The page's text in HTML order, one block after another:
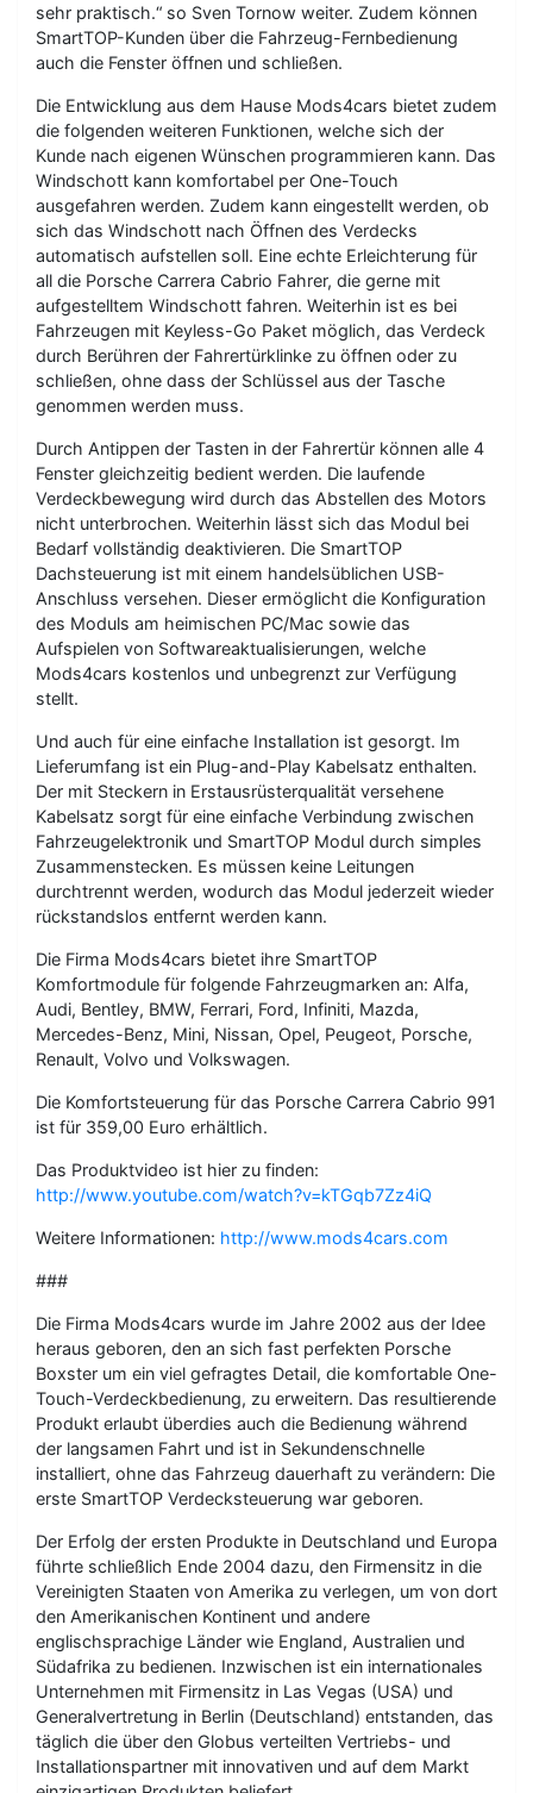
sehr praktisch.“ so Sven Tornow weiter. Zudem können
SmartTOP-Kunden über die Fahrzeug-Fernbedienung
auch die Fenster öffnen und schließen.
Die Entwicklung aus dem Hause Mods4cars bietet zudem
die folgenden weiteren Funktionen, welche sich der
Kunde nach eigenen Wünschen programmieren kann. Das
Windschott kann komfortabel per One-Touch
ausgefahren werden. Zudem kann eingestellt werden, ob
sich das Windschott nach Öffnen des Verdecks
automatisch aufstellen soll. Eine echte Erleichterung für
all die Porsche Carrera Cabrio Fahrer, die gerne mit
aufgestelltem Windschott fahren. Weiterhin ist es bei
Fahrzeugen mit Keyless-Go Paket möglich, das Verdeck
durch Berühren der Fahrertürklinke zu öffnen oder zu
schließen, ohne dass der Schlüssel aus der Tasche
genommen werden muss.
Durch Antippen der Tasten in der Fahrertür können alle 4
Fenster gleichzeitig bedient werden. Die laufende
Verdeckbewegung wird durch das Abstellen des Motors
nicht unterbrochen. Weiterhin lässt sich das Modul bei
Bedarf vollständig deaktivieren. Die SmartTOP
Dachsteuerung ist mit einem handelsüblichen USB-
Anschluss versehen. Dieser ermöglicht die Konfiguration
des Moduls am heimischen PC/Mac sowie das
Aufspielen von Softwareaktualisierungen, welche
Mods4cars kostenlos und unbegrenzt zur Verfügung
stellt.
Und auch für eine einfache Installation ist gesorgt. Im
Lieferumfang ist ein Plug-and-Play Kabelsatz enthalten.
Der mit Steckern in Erstausrüsterqualität versehene
Kabelsatz sorgt für eine einfache Verbindung zwischen
Fahrzeugelektronik und SmartTOP Modul durch simples
Zusammenstecken. Es müssen keine Leitungen
durchtrennt werden, wodurch das Modul jederzeit wieder
rückstandslos entfernt werden kann.
Die Firma Mods4cars bietet ihre SmartTOP
Komfortmodule für folgende Fahrzeugmarken an: Alfa,
Audi, Bentley, BMW, Ferrari, Ford, Infiniti, Mazda,
Mercedes-Benz, Mini, Nissan, Opel, Peugeot, Porsche,
Renault, Volvo und Volkswagen.
Die Komfortsteuerung für das Porsche Carrera Cabrio 991
ist für 359,00 Euro erhältlich.
Das Produktvideo ist hier zu finden:
http://www.youtube.com/watch?v=kTGqb7Zz4iQ
Weitere Informationen: http://www.mods4cars.com
###
Die Firma Mods4cars wurde im Jahre 2002 aus der Idee
heraus geboren, den an sich fast perfekten Porsche
Boxster um ein viel gefragtes Detail, die komfortable One-
Touch-Verdeckbedienung, zu erweitern. Das resultierende
Produkt erlaubt überdies auch die Bedienung während
der langsamen Fahrt und ist in Sekundenschnelle
installiert, ohne das Fahrzeug dauerhaft zu verändern: Die
erste SmartTOP Verdecksteuerung war geboren.
Der Erfolg der ersten Produkte in Deutschland und Europa
führte schließlich Ende 2004 dazu, den Firmensitz in die
Vereinigten Staaten von Amerika zu verlegen, um von dort
den Amerikanischen Kontinent und andere
englischsprachige Länder wie England, Australien und
Südafrika zu bedienen. Inzwischen ist ein internationales
Unternehmen mit Firmensitz in Las Vegas (USA) und
Generalvertretung in Berlin (Deutschland) entstanden, das
täglich die über den Globus verteilten Vertriebs- und
Installationspartner mit innovativen und auf dem Markt